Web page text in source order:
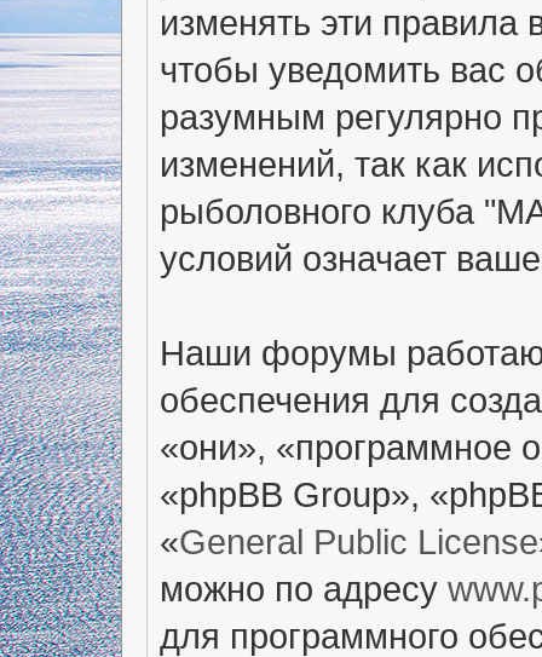
изменять эти
чтобы уведомить вас
разумным регулярно
изменений, так как
рыболовного клуба
условий означает
Наши форумы
обеспечения для
«они», «программное
«phpBB Group»,
«General Public License
можно по адресу
для программного